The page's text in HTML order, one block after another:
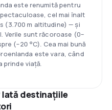
este renumită pentru
cel mai înalt
(3.700 m altitudine) — și
Verile sunt răcoroase (0–
(–20 °C). Cea mai bună
este vara, când
prinde viață.
Iată destinațiile